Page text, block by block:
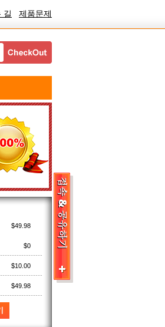
길 제품문제
$49.98
$0
$10.00
$49.98